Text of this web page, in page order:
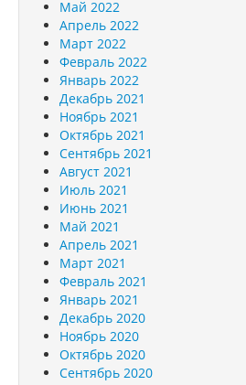
Май 2022
Апрель 2022
Март 2022
Февраль 2022
Январь 2022
Декабрь 2021
Ноябрь 2021
Октябрь 2021
Сентябрь 2021
Август 2021
Июль 2021
Июнь 2021
Май 2021
Апрель 2021
Март 2021
Февраль 2021
Январь 2021
Декабрь 2020
Ноябрь 2020
Октябрь 2020
Сентябрь 2020